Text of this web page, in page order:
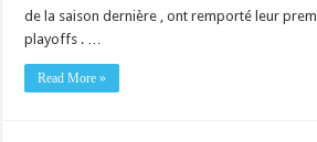
de la saison dernière , ont remporté leur
playoffs . …
Read More »